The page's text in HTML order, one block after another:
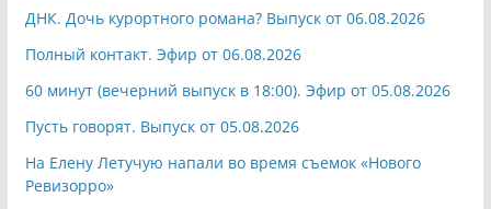
ДНК. Дочь курортного романа? Выпуск от 06.08.2026
Полный контакт. Эфир от 06.08.2026
60 минут (вечерний выпуск в 18:00). Эфир от 05.08.2026
Пусть говорят. Выпуск от 05.08.2026
На Елену Летучую напали во время съемок «Нового
Ревизорро»